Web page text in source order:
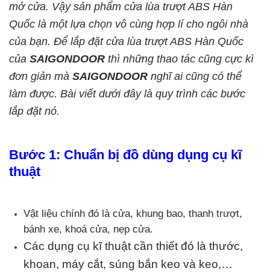
mở cửa. Vậy sản phẩm cửa lùa trượt ABS Hàn
Quốc là một lựa chọn vô cùng hợp lí cho ngôi nhà
của bạn. Để lắp đặt cửa lùa trượt ABS Hàn Quốc
của SAIGONDOOR thì những thao tác cũng cực kì
đơn giản mà SAIGONDOOR nghĩ ai cũng có thể
làm được. Bài viết dưới đây là quy trình các bước
lắp đặt nó.
Bước 1: Chuẩn bị đồ dùng dụng cụ kĩ
thuật
Vật liệu chính đó là cửa, khung bao, thanh trượt,
bánh xe, khoá cửa, nẹp cửa.
Các dụng cụ kĩ thuật cần thiết đó là thước,
khoan, máy cắt, súng bắn keo và keo,…